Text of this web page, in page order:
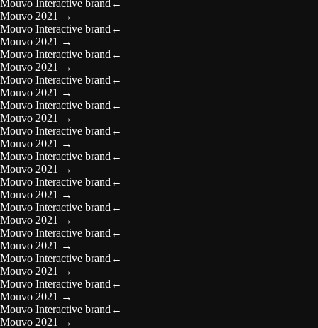
Mouvo Interactive brand ←
Mouvo 2021 →
Mouvo Interactive brand ←
Mouvo 2021 →
Mouvo Interactive brand ←
Mouvo 2021 →
Mouvo Interactive brand ←
Mouvo 2021 →
Mouvo Interactive brand ←
Mouvo 2021 →
Mouvo Interactive brand ←
Mouvo 2021 →
Mouvo Interactive brand ←
Mouvo 2021 →
Mouvo Interactive brand ←
Mouvo 2021 →
Mouvo Interactive brand ←
Mouvo 2021 →
Mouvo Interactive brand ←
Mouvo 2021 →
Mouvo Interactive brand ←
Mouvo 2021 →
Mouvo Interactive brand ←
Mouvo 2021 →
Mouvo Interactive brand ←
Mouvo 2021 →